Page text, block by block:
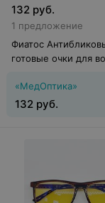
132 руб.
1 предложение
Фиатос
готовые очки для
«МедОптика»
132 руб.